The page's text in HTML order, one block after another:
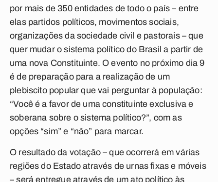
por mais de 350 entidades de todo o país – entre
elas partidos políticos, movimentos sociais,
organizações da sociedade civil e pastorais – que
quer mudar o sistema político do Brasil a partir de
uma nova Constituinte. O evento no próximo dia 9
é de preparação para a realização de um
plebiscito popular que vai perguntar à população:
“Você é a favor de uma constituinte exclusiva e
soberana sobre o sistema político?”, com as
opções “sim” e “não” para marcar.
O resultado da votação – que ocorrerá em várias
regiões do Estado através de urnas fixas e móveis
– será entregue através de um ato político às